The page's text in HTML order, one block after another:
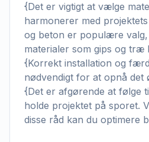
{Det er vigtigt at vælge
harmonerer med
og beton er populære valg,
materialer som gips og
{Korrekt installation og
nødvendigt for at opnå det
{Det er afgørende at følge
holde projektet på sporet.
disse råd kan du optimere